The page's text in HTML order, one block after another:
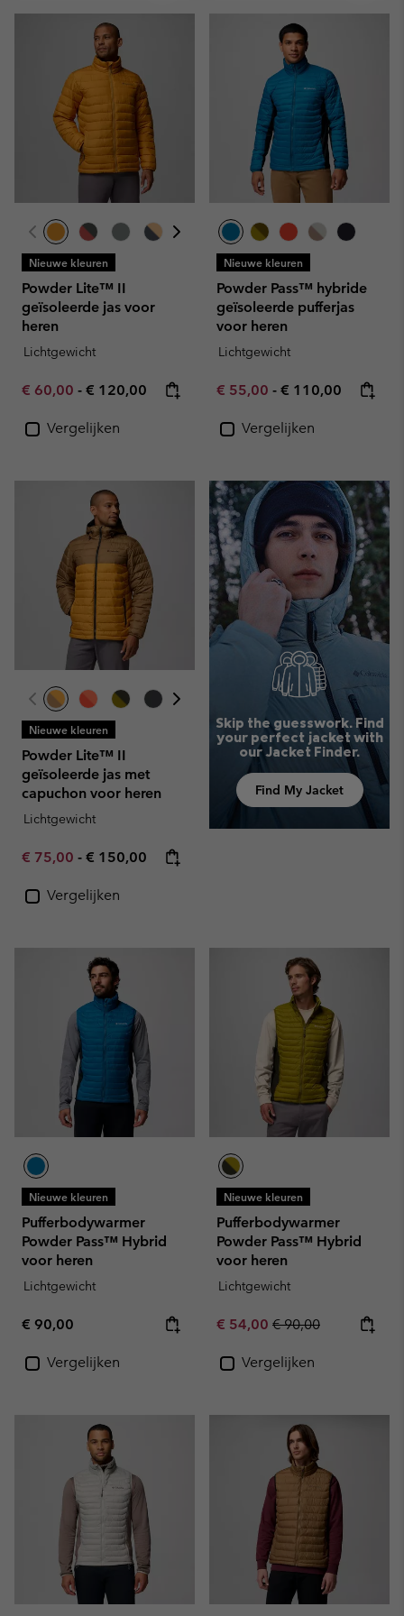
Nieuwe kleuren
Powder Lite™ II
geïsoleerde jas voor
heren
Lichtgewicht
Minimum sale price:
€ 60,00 - Maximum price:
€ 120,00
Vergelijken
Nieuwe kleuren
Powder Pass™ hybride
geïsoleerde pufferjas
voor heren
Lichtgewicht
Minimum sale price:
€ 55,00 - Maximum price:
€ 110,00
Vergelijken
Nieuwe kleuren
Powder Lite™ II
geïsoleerde jas met
capuchon voor heren
Lichtgewicht
Minimum sale price:
€ 75,00 - Maximum price:
€ 150,00
Vergelijken
Skip the guesswork. Find
your perfect jacket with
our Jacket Finder.
Find My Jacket
Nieuwe kleuren
Pufferbodywarmer
Powder Pass™ Hybrid
voor heren
Lichtgewicht
Regular price:
€ 90,00
Vergelijken
Nieuwe kleuren
Pufferbodywarmer
Powder Pass™ Hybrid
voor heren
Lichtgewicht
Sale price:
€ 54,00 Regular price:
€ 90,00
Vergelijken